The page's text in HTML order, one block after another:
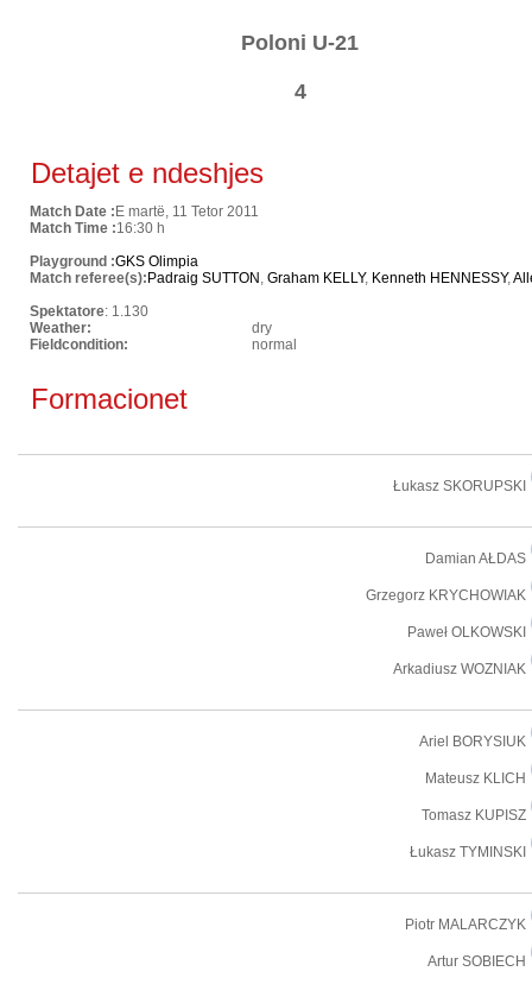
Poloni U-21
4
Detajet e ndeshjes
Match Date : E martë, 11 Tetor 2011
Match Time :16:30 h
Playground :GKS Olimpia
Match referee(s): Padraig SUTTON , Graham KELLY, Kenneth HENNESSY,
Spektatore: 1.130
Weather:
dry
Fieldcondition:
normal
Formacionet
Łukasz SKORUPSKI
Damian AŁDAS
Grzegorz KRYCHOWIAK
Paweł OLKOWSKI
Arkadiusz WOZNIAK
Ariel BORYSIUK
Mateusz KLICH
Tomasz KUPISZ
Łukasz TYMINSKI
Piotr MALARCZYK
Artur SOBIECH